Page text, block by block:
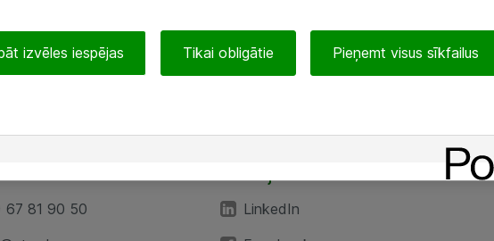
67 81 90 50
LinkedIn
izvēles iespējas Tikai obligātie Pieņemt visus sīkfailus